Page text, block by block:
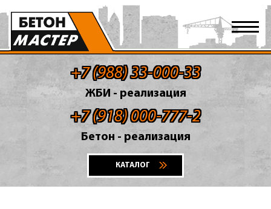
+7 (988) 33-000-33
ЖБИ - реализация
+7 (918) 000-777-2
Бетон - реализация
КАТАЛОГ